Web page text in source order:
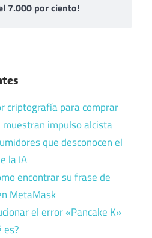
7.000 por ciento!
criptografía para comprar
impulso alcista
que desconocen el
la IA
encontrar su frase de
MetaMask
el error «Pancake K»
es?